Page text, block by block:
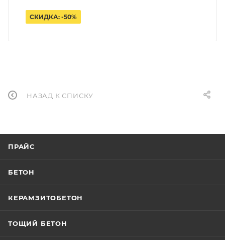
СКИДКА: -50%
НАЗАД К СПИСКУ
ПРАЙС
БЕТОН
КЕРАМЗИТОБЕТОН
ТОЩИЙ БЕТОН